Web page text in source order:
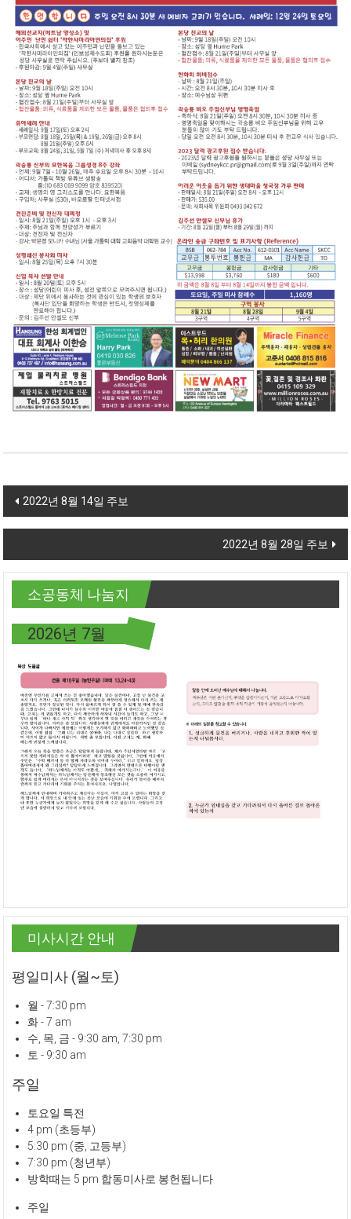
Post navigation
2022년 8월 14일 주보
2022년 8월 28일 주보
소공동체 나눔지
2026년 7월
미사시간 안내
평일미사 (월~토)
월 - 7:30 pm
화 - 7 am
수, 목, 금 - 9:30 am, 7:30 pm
토 - 9:30 am
주일
토요일 특전
4 pm (초등부)
5:30 pm (중, 고등부)
7:30 pm (청년부)
방학때는 5 pm 합동미사로 봉헌됩니다
주일